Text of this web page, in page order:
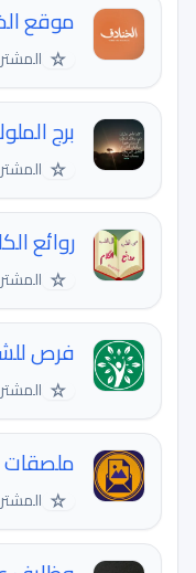
موقع
☆
برج
☆
روائع
☆
فرص
☆
ملصقات
☆